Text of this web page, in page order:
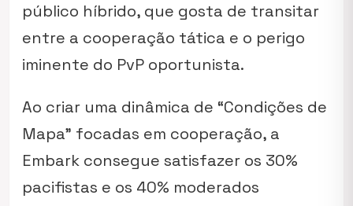
público híbrido, que gosta de transitar
entre a cooperação tática e o perigo
iminente do PvP oportunista.
Ao criar uma dinâmica de “Condições de
Mapa” focadas em cooperação, a
Embark consegue satisfazer os 30%
pacifistas e os 40% moderados